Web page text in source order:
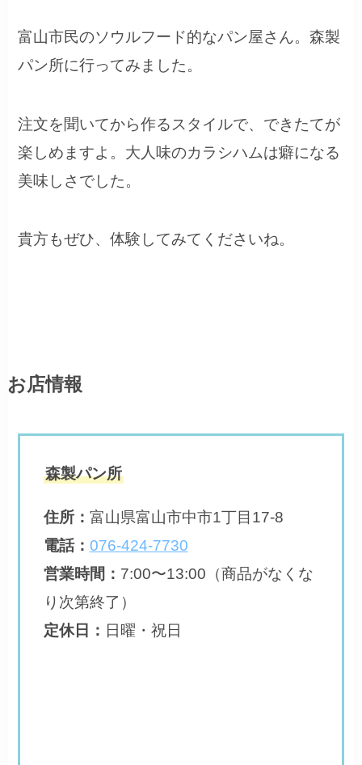
富山市民のソウルフード的なパン屋さん。森製
パン所に行ってみました。
注文を聞いてから作るスタイルで、できたてが
楽しめますよ。大人味のカラシハムは癖になる
美味しさでした。
貴方もぜひ、体験してみてくださいね。
お店情報
森製パン所
住所： 富山県富山市中市1丁目17-8
電話： 076-424-7730
営業時間： 7:00〜13:00（商品がなくな
り次第終了）
定休日： 日曜・祝日